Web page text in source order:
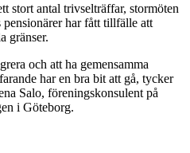
stort antal trivselträffar, stormöten
pensionärer har fått tillfälle att
gränser.
och att ha gemensamma
har en bra bit att gå, tycker
Salo, föreningskonsulent på
i Göteborg.